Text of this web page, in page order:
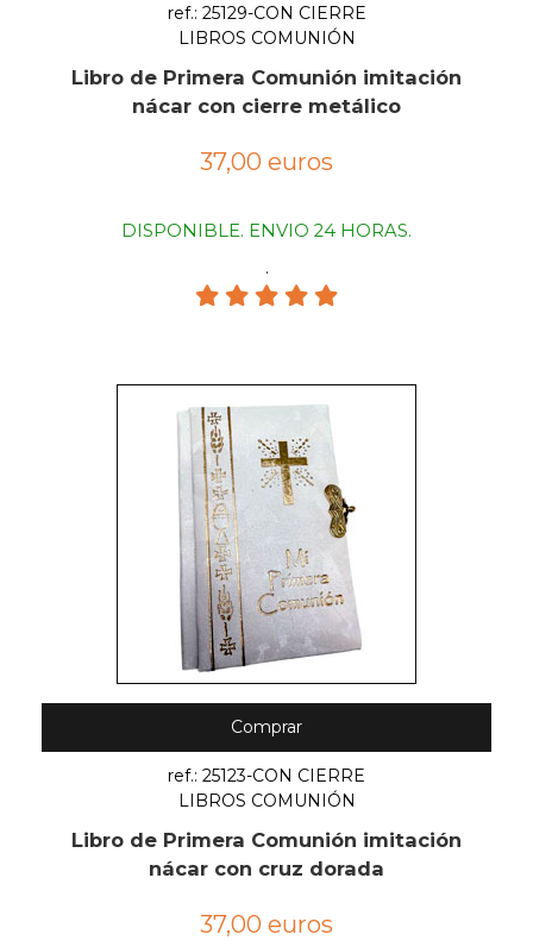
ref.: 25129-CON CIERRE
LIBROS COMUNIÓN
Libro de Primera Comunión imitación
nácar con cierre metálico
37,00 euros
DISPONIBLE. ENVIO 24 HORAS.
.
Comprar
ref.: 25123-CON CIERRE
LIBROS COMUNIÓN
Libro de Primera Comunión imitación
nácar con cruz dorada
37,00 euros